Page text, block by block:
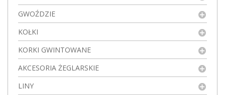
GWOŹDZIE
KOŁKI
KORKI GWINTOWANE
AKCESORIA ŻEGLARSKIE
LINY